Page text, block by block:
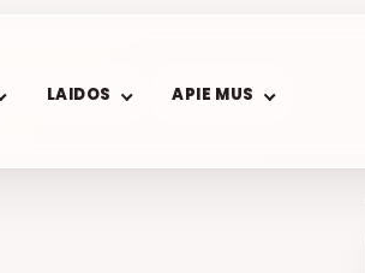
LAIDOS APIE MUS